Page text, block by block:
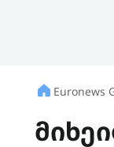
Euronews